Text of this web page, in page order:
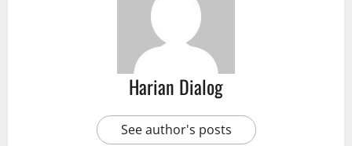
Harian Dialog
See author's posts